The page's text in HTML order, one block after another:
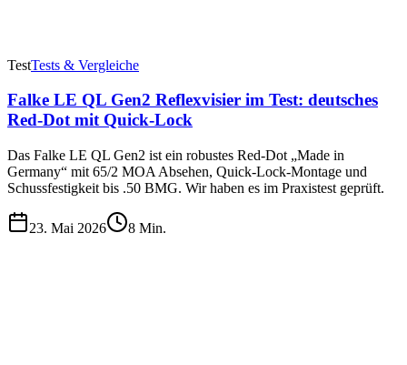
TestTests & Vergleiche
Falke LE QL Gen2 Reflexvisier im Test: deutsches
Red-Dot mit Quick-Lock
Das Falke LE QL Gen2 ist ein robustes Red-Dot „Made in
Germany“ mit 65/2 MOA Absehen, Quick-Lock-Montage und
Schussfestigkeit bis .50 BMG. Wir haben es im Praxistest geprüft.
23. Mai 2026 8 Min.